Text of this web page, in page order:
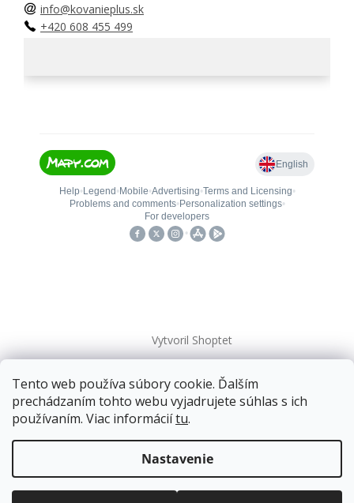
Tento web používa súbory cookie. Ďalším
prechádzaním tohto webu vyjadrujete súhlas s ich
používaním. Viac informáciítu.
Nastavenie
Doprava zadarmopre balíkové zásielky v hodnote
nad120 EUR*.
Balíky zasielame už od4 EUR.
info@kovanieplus.sk
+420 608 455 499
Vytvoril Shoptet
Copyright 2026kovanieplus. Všetky práva vyhradené.